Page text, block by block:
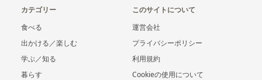
カテゴリー
食べる
出かける／楽しむ
学ぶ／知る
暮らす
このサイトについて
運営会社
プライバシーポリシー
利用規約
Cookieの使用について